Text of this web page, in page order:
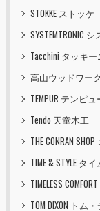
STOKKE ストッケ
SYSTEMTRONIC
Tacchini タッキー
高山ウッドワー
TEMPUR テンピ
Tendo 天童木工
THE CONRAN
TIME & STYLE タ
TIMELESS
TOM DIXON トム